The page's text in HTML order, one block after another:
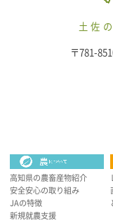
土佐
〒781-
高知県の農畜産物紹介
安全安心の取り組み
JAの特徴
新規就農支援